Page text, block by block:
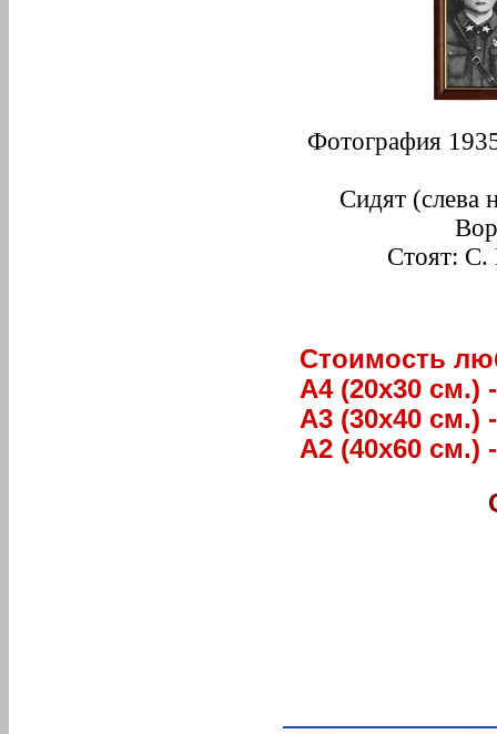
Фотография
Сидят (слева
Стоят:
Стоимость
А4 (20х30 см.)
А3 (30х40 см.)
А2 (40х60 см.)